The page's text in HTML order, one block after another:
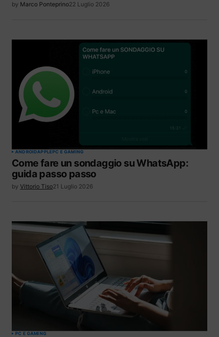
by Marco Ponteprino22 Luglio 2026
ANDROIDAPPLEPC E GAMING
Come fare un sondaggio su WhatsApp:
guida passo passo
by Vittorio Tiso21 Luglio 2026
PC E GAMING